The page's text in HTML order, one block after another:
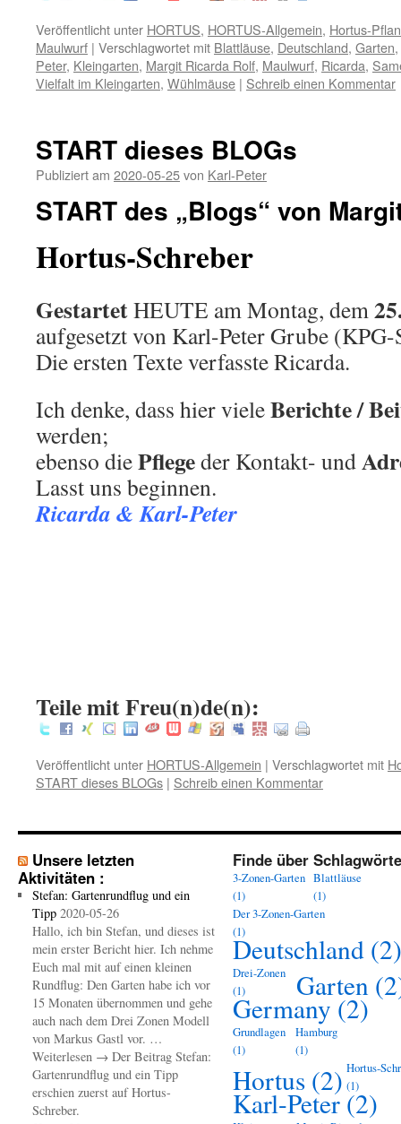
Veröffentlicht unter HORTUS, HORTUS-Allgemein, Hortus-
Maulwurf | Verschlagwortet mit Blattläuse, Deutschland, Garten,
Peter, Kleingarten, Margit Ricarda Rolf, Maulwurf, Ricarda,
Vielfalt im Kleingarten, Wühlmäuse | Schreib einen Kommentar
START dieses BLOGs
Publiziert am 2020-05-25von Karl-Peter
STARTdes „Blogs“ von
Hortus-Schreber
GestartetHEUTE am Montag, dem
aufgesetzt von Karl-Peter Grube
Die ersten Texte verfasste Ricarda.
Ich denke, dass hier vieleBerichte /
werden;
ebenso diePflegeder Kontakt- und
Lasst uns beginnen.
Ricarda & Karl-Peter
Teile mit Freu(n)de(n):
Veröffentlicht unter HORTUS-Allgemein | Verschlagwortet mit
START dieses BLOGs | Schreib einen Kommentar
Unsere letzten
Aktivitäten :
Stefan: Gartenrundflug und ein
Tipp 2020-05-26
Hallo, ich bin Stefan, und dieses ist
mein erster Bericht hier. Ich nehme
Euch mal mit auf einen kleinen
Rundflug: Den Garten habe ich vor
15 Monaten übernommen und gehe
auch nach dem Drei Zonen Modell
von Markus Gastl vor. …
Weiterlesen → Der Beitrag Stefan:
Gartenrundflug und ein Tipp
erschien zuerst auf Hortus-
Schreber.
Finde über
3-Zonen-Garten
(1)
Blattläuse
(1)
Der 3-Zonen-Garten
(1)
Deutschland (2)
Drei-Zonen
(1)
Garten
Germany (2)
Grundlagen
(1)
Hamburg
(1)
Hortus (2) Hortus-
(1)
Karl-Peter (2)